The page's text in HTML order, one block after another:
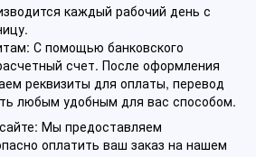
каждый рабочий день с
С помощью банковского
счет. После оформления
реквизиты для оплаты, перевод
любым удобным для вас способом.
Мы предоставляем
оплатить ваш заказ на нашем